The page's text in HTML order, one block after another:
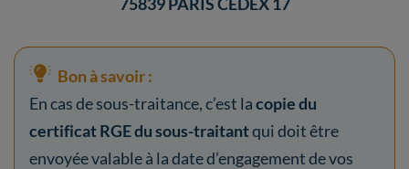
Bon à savoir :
En cas de sous-traitance, c’est lacopie du
certificat RGE du sous-traitantqui doit être
envoyée valable à la date d’engagement de vos